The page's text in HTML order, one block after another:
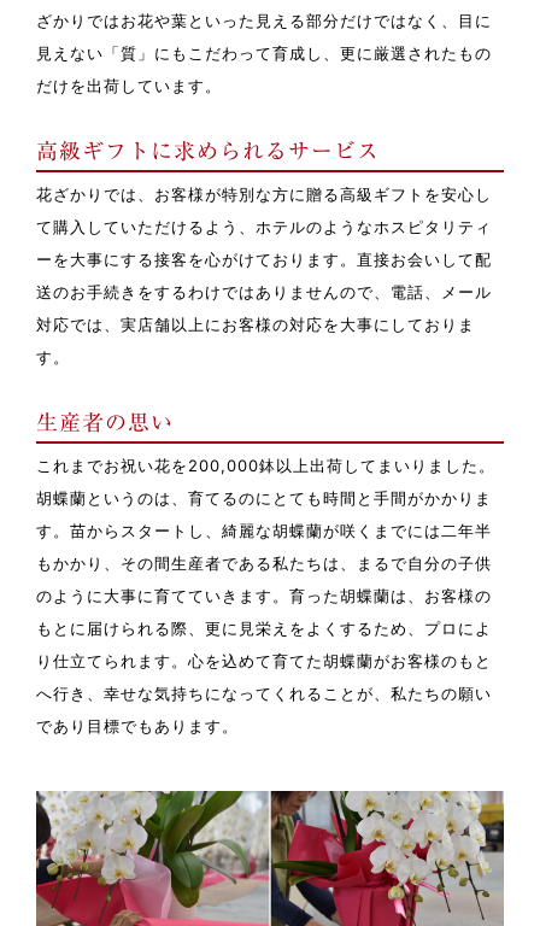
ざかりではお花や葉といった見える部分だけではなく、目に
見えない「質」にもこだわって育成し、更に厳選されたもの
だけを出荷しています。
高級ギフトに求められるサービス
花ざかりでは、お客様が特別な方に贈る高級ギフトを安心し
て購入していただけるよう、ホテルのようなホスピタリティ
ーを大事にする接客を心がけております。直接お会いして配
送のお手続きをするわけではありませんので、電話、メール
対応では、実店舗以上にお客様の対応を大事にしておりま
す。
生産者の思い
これまでお祝い花を200,000鉢以上出荷してまいりました。
胡蝶蘭というのは、育てるのにとても時間と手間がかかりま
す。苗からスタートし、綺麗な胡蝶蘭が咲くまでには二年半
もかかり、その間生産者である私たちは、まるで自分の子供
のように大事に育てていきます。育った胡蝶蘭は、お客様の
もとに届けられる際、更に見栄えをよくするため、プロによ
り仕立てられます。心を込めて育てた胡蝶蘭がお客様のもと
へ行き、幸せな気持ちになってくれることが、私たちの願い
であり目標でもあります。